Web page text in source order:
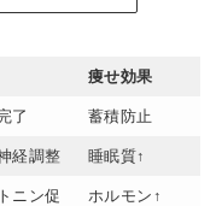
痩せ効果
了 蓄積防止
経調整 睡眠質↑
ニン促
ホルモン↑